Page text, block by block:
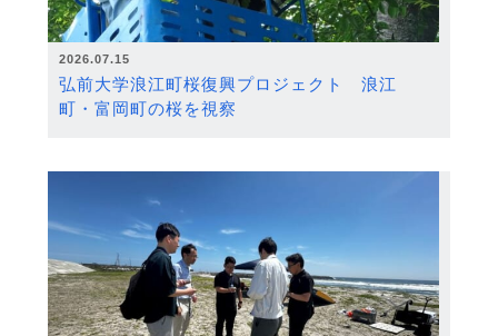
2026.07.15
弘前大学浪江町桜復興プロジェクト 浪江
町・富岡町の桜を視察